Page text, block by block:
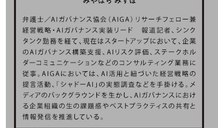
NTTドコモビジネスグループのサステナビリティ
サステナビリティ基本方針
サステナビリティレポート
ダイバーシティ
経営情報
経営情報TOP